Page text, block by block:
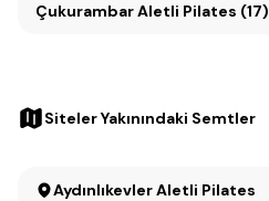
Çukurambar Aletli Pilates (17)
Siteler Yakınındaki Semtler
Aydınlıkevler Aletli Pilates